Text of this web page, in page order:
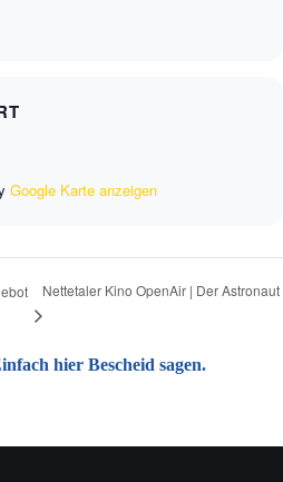
Google Karte anzeigen
Nettetaler Kino OpenAir | Der Astronaut
hier Bescheid sagen.